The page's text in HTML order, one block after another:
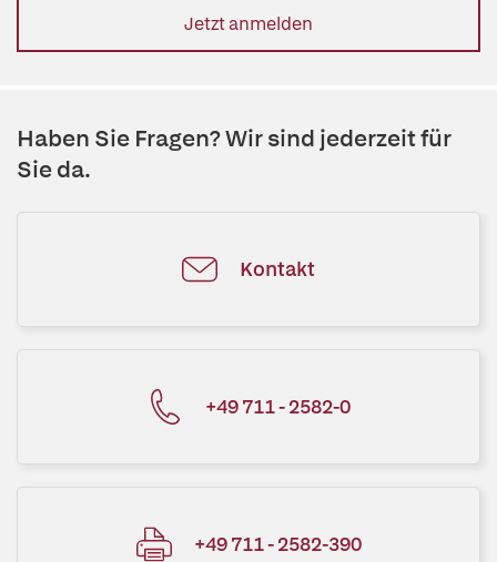
Jetzt anmelden
Haben Sie Fragen? Wir sind jederzeit für
Sie da.
Kontakt
+49 711 - 2582-0
+49 711 - 2582-390